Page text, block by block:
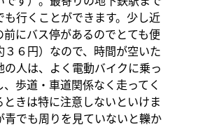
行くことができます。少し近
にバス停があるのでとても便
６円）なので、時間が空いた
人は、よく電動バイクに乗っ
歩道・車道関係なく走ってく
きは特に注意しないといけま
でも周りを見ていないと轢か